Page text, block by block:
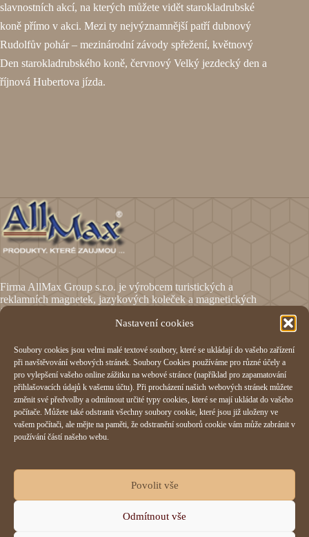
Nastavení cookies
Soubory cookies jsou velmi malé textové soubory, které se ukládají do vašeho zařízení
při navštěvování webových stránek. Soubory Cookies používáme pro různé účely a
pro vylepšení vašeho online zážitku na webové stránce (například pro zapamatování
přihlašovacích údajů k vašemu účtu). Při procházení našich webových stránek můžete
změnit své předvolby a odmítnout určité typy cookies, které se mají ukládat do vašeho
počítače. Můžete také odstranit všechny soubory cookie, které jsou již uloženy ve
vašem počítači, ale mějte na paměti, že odstranění souborů cookie vám může zabránit v
používání částí našeho webu.
Povolit vše
Odmítnout vše
slavnostních akcí, na kterých můžete vidět starokladrubské
koně přímo v akci. Mezi ty nejvýznamnější patří dubnový
Rudolfův pohár – mezinárodní závody spřežení, květnový
Den starokladrubského koně, červnový Velký jezdecký den a
říjnová Hubertova jízda.
Firma AllMax Group s.r.o. je výrobcem turistických a
reklamních magnetek, jazykových koleček a magnetických
fólií.
Informace
Obchodní podmínky
Reklamační formulář
Odstoupení od smlouvy
Ochrana osobních údajů
Cookies
Hornomlýnská 832,